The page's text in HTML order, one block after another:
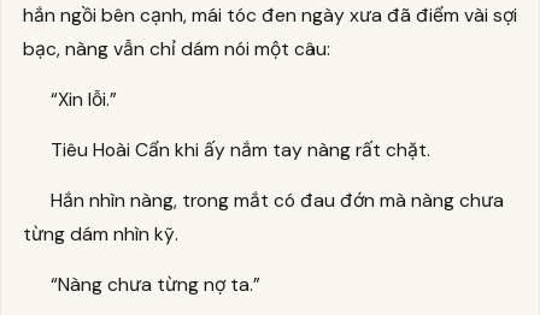
hắn ngồi bên cạnh, mái tóc đen ngày xưa đã điểm vài sợi
bạc, nàng vẫn chỉ dám nói một câu:
“Xin lỗi.”
Tiêu Hoài Cẩn khi ấy nắm tay nàng rất chặt.
Hắn nhìn nàng, trong mắt có đau đớn mà nàng chưa
từng dám nhìn kỹ.
“Nàng chưa từng nợ ta.”